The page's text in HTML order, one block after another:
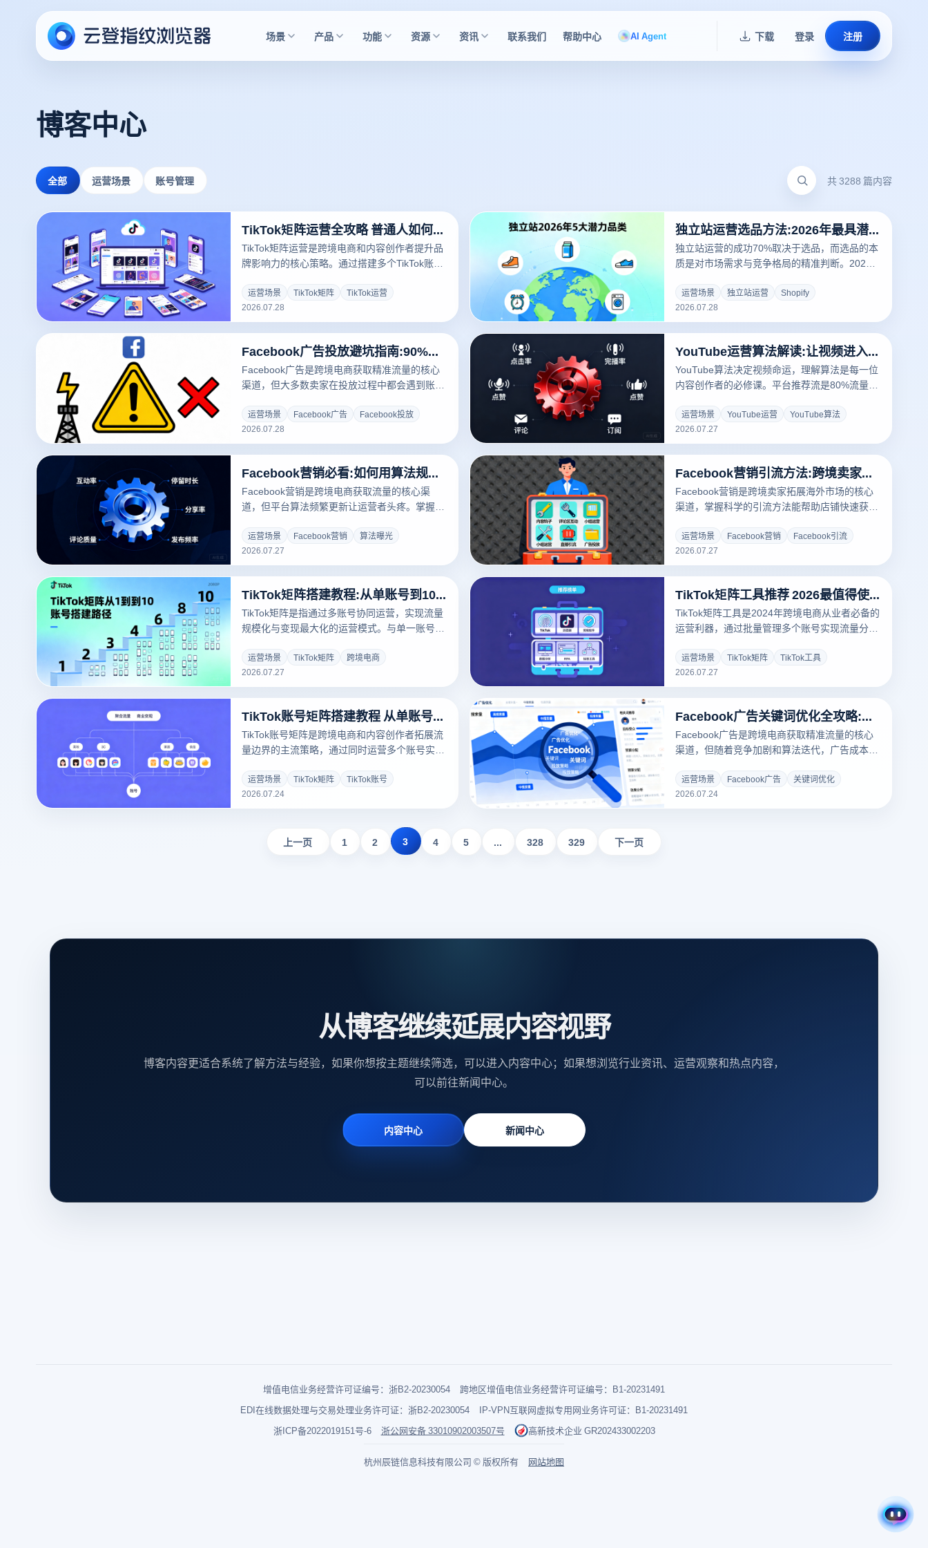
场景 产品 功能 资源 资讯 联系我们 帮助中心 AI Agent 下载 登录 注册
博客中心
全部 运营场景 账号管理 共 3288 篇内容
TikTok矩阵运营全攻略 普通人如何搭建高效账号矩阵
TikTok矩阵运营是跨境电商和内容创作者提升品
牌影响力的核心策略。通过搭建多个TikTok账号
将爆款内容的流量价值最大化。然而，普通人如
何高效管理多个账号、避免关联风险、选择合
运营场景 TikTok矩阵
TikTok运营
2026.07.28
独立站运营选品方法:2026年最具潜力的5大品类分析
独立站运营的成功70%取决于选品，而选品的本
质是对市场需求与竞争格局的精准判断。2026
想突围，必须掌握数据驱动的选品方法论。本文
从市场容量、竞争强度、利润空间、供应链稳定
性四大维度，为您系统拆解独立站运营选品的核
运营场景 独立站运营
Shopify
2026.07.28
Facebook广告投放避坑指南:90%卖家都犯过的致命错误
Facebook广告是跨境电商获取精准流量的核心
渠道，但大多数卖家在投放过程中都会遇到账号
文从实操角度出发，系统梳理Facebook广告投
放的高频误区，并提供可落地的解决方案，帮助
卖家少走弯路，快速提升广告ROI。
运营场景 Facebook广告
Facebook投放
2026.07.28
YouTube运营算法解读:让视频进入推荐流的5个关键信号
YouTube算法决定视频命运，理解算法是每一位
内容创作者的必修课。平台推荐流是80%流量的
点击率、互动率、受众留存与内容新鲜度五大核
心信号。本文深度解读每个信号的运作机制，并
提供对应的YouTube运营优化策略，帮助创作者
运营场景 YouTube运营
YouTube算法
2026.07.27
Facebook营销必看:如何用算法规则快速提升账号曝光
Facebook营销是跨境电商获取流量的核心渠
道，但平台算法频繁更新让运营者头疼。掌握社
则，并通过指纹浏览器实现账号环境隔离，是快
速提升曝光的必经之路。本文从算法底层逻辑出
发，结合实操步骤，助您构建高效的Facebook
运营场景 Facebook营销
算法曝光
2026.07.27
Facebook营销引流方法:跨境卖家都在用的实战技巧
Facebook营销是跨境卖家拓展海外市场的核心
渠道，掌握科学的引流方法能帮助店铺快速获取
容运营三个维度，系统讲解Facebook营销的实
战技巧，并提供云登指纹浏览器解决方案，助您
安全高效地开展Facebook营销活动。
运营场景 Facebook营销
Facebook引流
2026.07.27
TikTok矩阵搭建教程:从单账号到10账号的完整路径
TikTok矩阵是指通过多账号协同运营，实现流量
规模化与变现最大化的运营模式。与单一账号相
号风险、提升内容覆盖率，是跨境卖家和内容创
作者布局TikTok的核心策略。本文从平台机制、
账号权重、团队分工与工具选型四个维度，为您
运营场景 TikTok矩阵
跨境电商
2026.07.27
TikTok矩阵工具推荐 2026最值得使用的运营神器盘点
TikTok矩阵工具是2024年跨境电商从业者必备的
运营利器，通过批量管理多个账号实现流量分散
运营能有效规避单账号风险，矩阵内账号互相引
流，显著提升整体曝光量。配合指纹浏览
运营场景 TikTok矩阵
TikTok工具
2026.07.27
TikTok账号矩阵搭建教程 从单账号到多账号的实战方法
TikTok账号矩阵是跨境电商和内容创作者拓展流
量边界的主流策略，通过同时运营多个账号实现
指纹浏览器能够为每个账号提供独立环境，从根
源上避免关联封号。本文从矩阵搭建思路、账号
隔离
运营场景 TikTok矩阵
TikTok账号
2026.07.24
Facebook广告关键词优化全攻略:月销百万卖家的实战技巧
Facebook广告是跨境电商获取精准流量的核心
渠道，但随着竞争加剧和算法迭代，广告成本持
ROI持续走高而自己的却在烧钱。关键词选择不
当是根本原因。本文从月销百万卖家实战经验出
运营场景 Facebook广告
关键词优化
2026.07.24
上一页 1 2 3 4 5 ... 328 329 下一页
从博客继续延展内容视野
博客内容更适合系统了解方法与经验，如果你想按主题继续筛选，可以进入内容中心；如果想浏览行业资讯、运营观察和热点内容，
可以前往新闻中心。
内容中心 新闻中心
增值电信业务经营许可证编号：浙B2-20230054
跨地区增值电信业务经营许可证编号：B1-20231491
EDI在线数据处理与交易处理业务许可证：浙B2-20230054
IP-VPN互联网虚拟专用网业务许可证：B1-20231491
浙ICP备2022019151号-6
浙公网安备 33010902003507号 高新技术企业 GR202433002203
杭州辰链信息科技有限公司 © 版权所有 网站地图